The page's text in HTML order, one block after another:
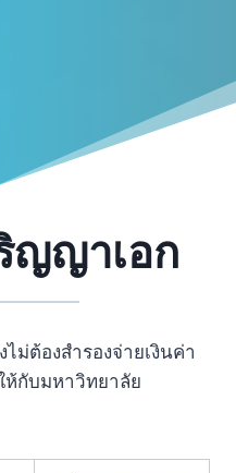
ญญาเอก
ม่ต้องสำรองจ่ายเงินค่า
ห้กับมหาวิทยาลัย